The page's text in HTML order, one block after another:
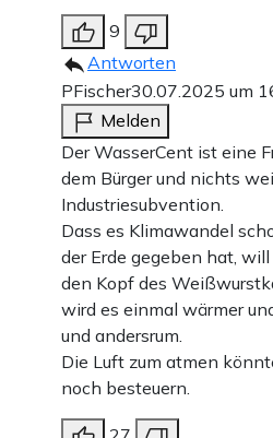
9
Antworten
PFischer30.07.2025 um
Melden
Der WasserCent ist eine
dem Bürger und nichts
Industriesubvention.
Dass es Klimawandel
der Erde gegeben hat,
den Kopf des
wird es einmal wärmer
und andersrum.
Die Luft zum atmen
noch besteuern.